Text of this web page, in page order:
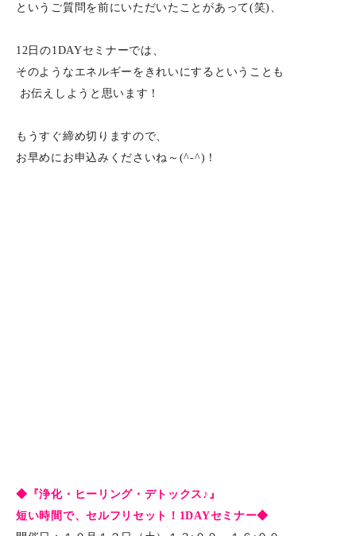
というご質問を前にいただいたことがあって(笑)、
12日の1DAYセミナーでは、
そのようなエネルギーをきれいにするということも
お伝えしようと思います！
もうすぐ締め切りますので、
お早めにお申込みくださいね～(^-^)！
◆『浄化・ヒーリング・デトックス♪』
短い時間で、セルフリセット！1DAYセミナー◆